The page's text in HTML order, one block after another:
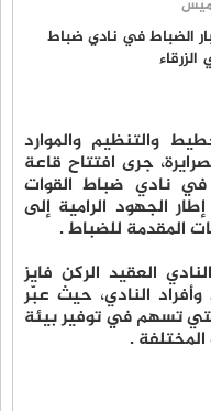
والتنظيم والموارد
جرى افتتاح قاعة
في نادي ضباط القوات
الجهود الرامية إلى
المقدمة للضباط .
العقيد الركن فايز
النادي، حيث عبّر
تسهم في توفير بيئة
.